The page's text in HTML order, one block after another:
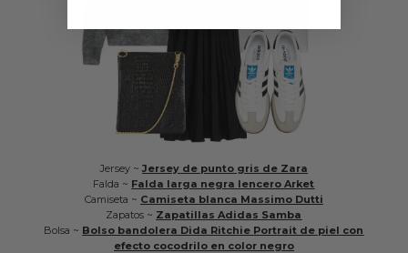
Jersey ~ Jersey de punto gris de Zara
Falda ~ Falda larga negra lencero Arket
Camiseta ~ Camiseta blanca Massimo Dutti
Zapatos ~ Zapatillas Adidas Samba
Bolsa ~ Bolso bandolera Dida Ritchie Portrait de piel con
efecto cocodrilo en color negro